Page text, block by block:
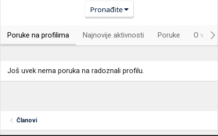
Pronađite
Poruke na profilima Najnovije aktivnosti Poruke O
Još uvek nema poruka na radoznali profilu.
Članovi